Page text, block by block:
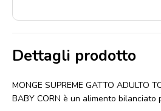
Dettagli prodotto
MONGE SUPREME GATTO ADULTO
BABY CORN è un alimento bilanciato